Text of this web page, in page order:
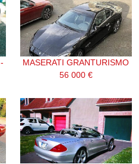
MASERATI GRANTURISMO
56 000 €